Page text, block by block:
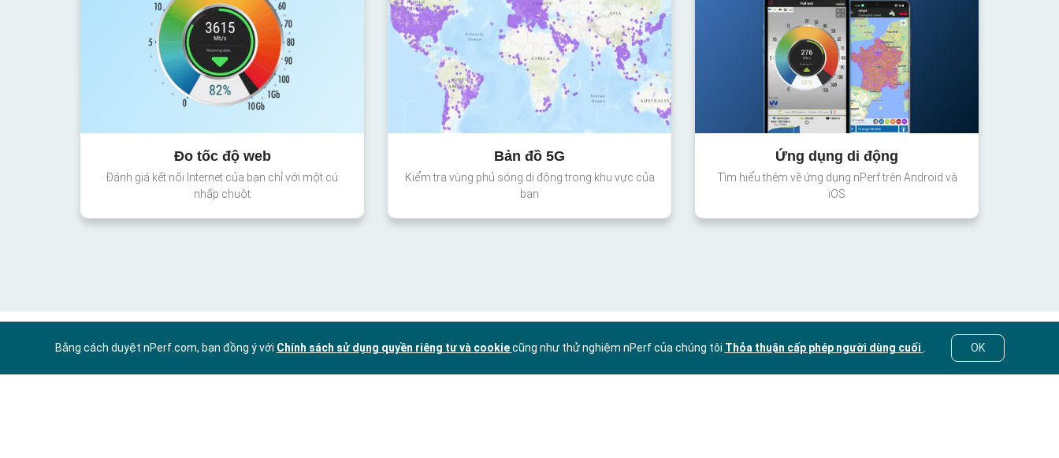
Đo tốc độ web
Đánh giá kết nối Internet của bạn chỉ với một cú
nhấp chuột
Bản đồ 5G
Kiểm tra vùng phủ sóng di động trong khu vực của
bạn
Ứng dụng di động
Tìm hiểu thêm về ứng dụng nPerf trên Android và
iOS
Bằng cách duyệt nPerf.com, bạn đồng ý với Chính sách sử dụng quyền riêng tư và cookiecũng như thử nghiệm nPerf của chúng tôi Thỏa thuận cấp phép người dùng cuối OK